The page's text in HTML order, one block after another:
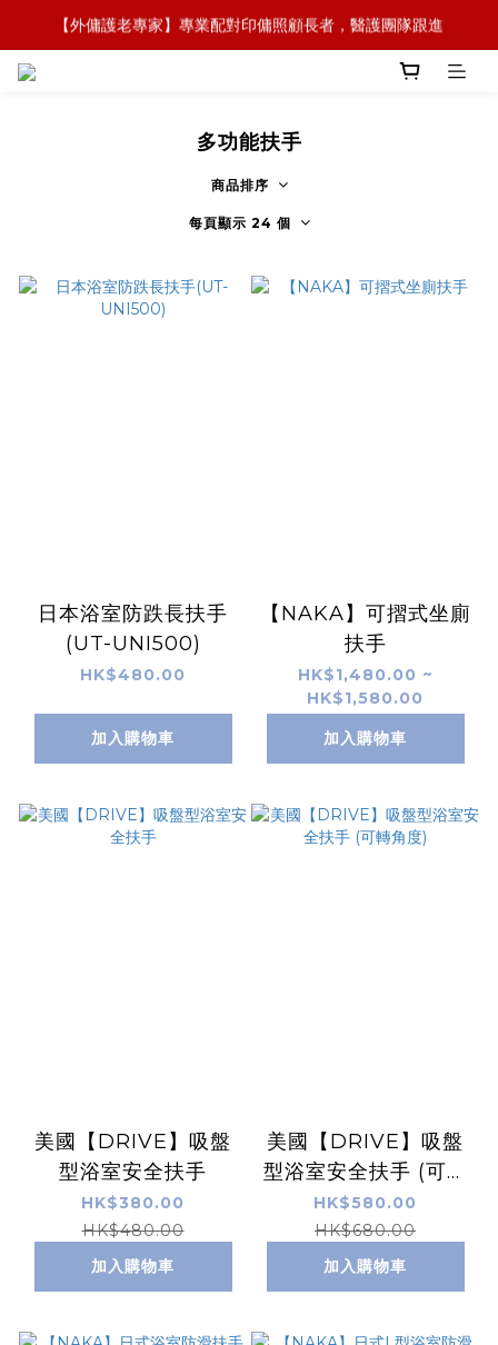
【全新概念】長者護理復康用品，可租可買，彈性選擇
【外傭護老專家】專業配對印傭照顧長者，醫護團隊跟進
【政府資助】善用社區照顧服務券，上門服務及租用產品
多功能扶手
商品排序
每頁顯示 24 個
日本浴室防跌長扶手
(UT-UNI500)
HK$480.00
加入購物車
【NAKA】可摺式坐廁
扶手
HK$1,480.00 ~
HK$1,580.00
加入購物車
美國【DRIVE】吸盤
型浴室安全扶手
HK$380.00
HK$480.00
加入購物車
美國【DRIVE】吸盤
型浴室安全扶手 (可轉
角度)
HK$580.00
HK$680.00
加入購物車